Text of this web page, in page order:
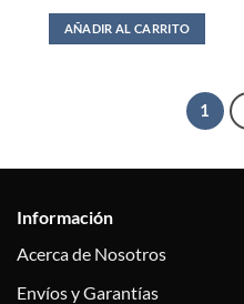
AÑADIR AL CARRITO
1
Información
Acerca de Nosotros
Envíos y Garantías